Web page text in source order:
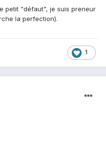
petit "défaut", je suis preneur
la perfection).
1